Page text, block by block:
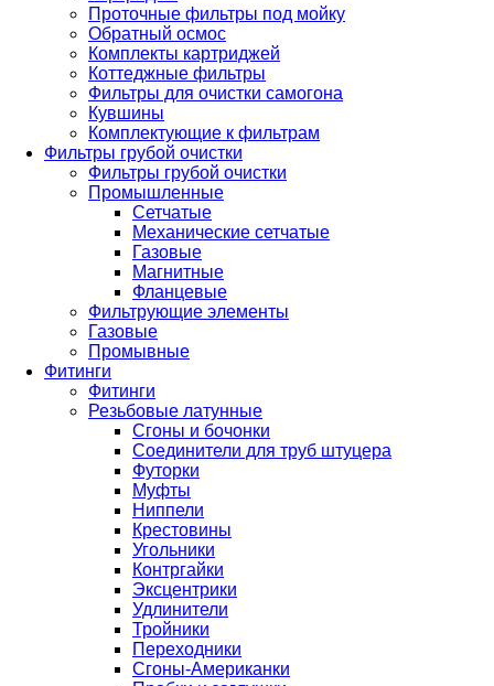
Проточные фильтры под мойку
Обратный осмос
Комплекты картриджей
Коттеджные фильтры
Фильтры для очистки самогона
Кувшины
Комплектующие к фильтрам
Фильтры грубой очистки
Фильтры грубой очистки
Промышленные
Сетчатые
Механические сетчатые
Газовые
Магнитные
Фланцевые
Фильтрующие элементы
Газовые
Промывные
Фитинги
Фитинги
Резьбовые латунные
Сгоны и бочонки
Соединители для труб штуцера
Футорки
Муфты
Ниппели
Крестовины
Угольники
Контргайки
Эксцентрики
Удлинители
Тройники
Переходники
Сгоны-Американки